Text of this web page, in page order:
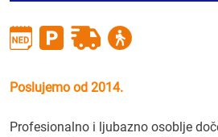
Poslujemo od 2014.
Profesionalno i ljubazno osoblje